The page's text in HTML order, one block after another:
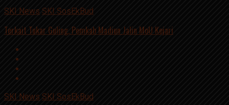
SKI News SKI SosEkBud
Terkait Tukar Guling, Pemkab Madiun Jalin MoU Kejari
SKI News SKI SosEkBud